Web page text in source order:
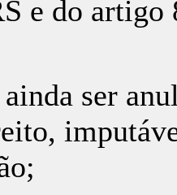
e do
ser